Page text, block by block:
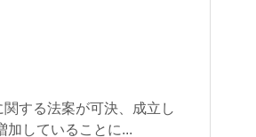
する法案が可決、成立し
加していることに...